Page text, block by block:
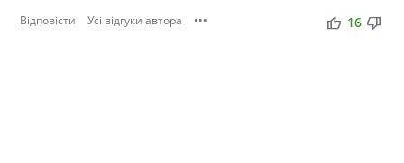
Відповісти Усі відгуки автора ••• thumb_up thumb_down
16